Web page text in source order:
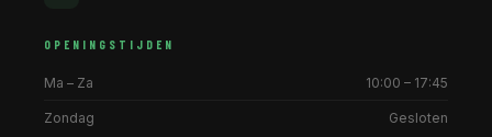
OPENINGSTIJDEN
Ma – Za 10:00 – 17:45
Zondag Gesloten